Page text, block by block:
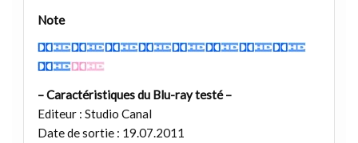
Note
– Caractéristiques du Blu-ray testé –
Editeur : Studio Canal
Date de sortie : 19.07.2011